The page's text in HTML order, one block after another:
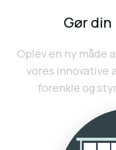
Gør
Oplev en ny måde
vores innovative
forenkle og